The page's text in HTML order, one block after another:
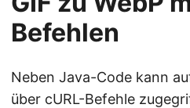
Befehlen
Neben Java-Code kann
über cURL-Befehle